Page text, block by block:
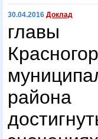
30.04.2016 Доклад
главы